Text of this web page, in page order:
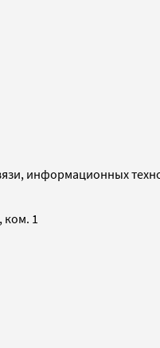
информационных
ком. 1